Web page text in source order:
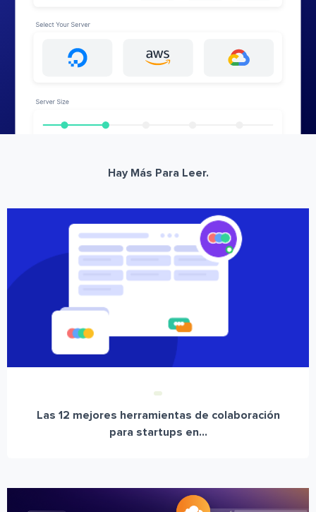
Hay Más Para Leer.
Las 12 mejores herramientas de colaboración
para startups en...